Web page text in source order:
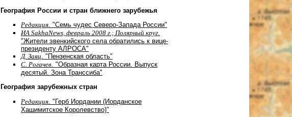
География России и стран ближнего зарубежья
Редакция . "Семь чудес Северо-Запада России"
ИА SakhaNews, февраль 2008 г.; Полярный круг
"Жители эвенкийского села обратились к вице-
президенту АЛРОСА"
Д. Заяц . "Пензенская область"
С. Рогачев . "Образная карта России. Выпуск
десятый. Зона Транссиба"
География зарубежных стран
Редакция . "Герб Иордании (Иорданское
Хашимитское Королевство)"